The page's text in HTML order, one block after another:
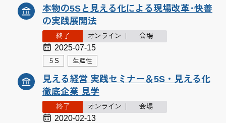
本物の5Sと見える化による現場改革･快善
の実践展開法
終了 オンライン 会場
2025-07-15
５S 生産性
見える経営 実践セミナー＆5S・見える化
徹底企業 見学
終了 オンライン 会場
2020-02-13